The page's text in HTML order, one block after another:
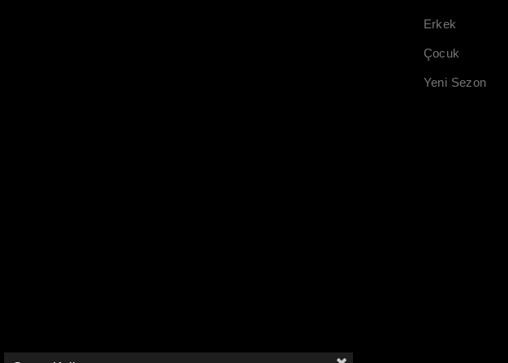
Erkek
Çocuk
Yeni Sezon